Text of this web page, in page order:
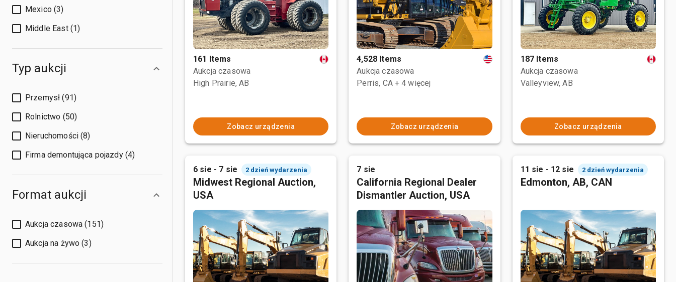
Mexico (3)
Middle East (1)
Typ aukcji
Przemysł (91)
Rolnictwo (50)
Nieruchomości (8)
Firma demontująca pojazdy (4)
Format aukcji
Aukcja czasowa (151)
Aukcja na żywo (3)
161 Items
Aukcja czasowa
High Prairie, AB
Zobacz urządzenia
4,528 Items
Aukcja czasowa
Perris, CA + 4 więcej
Zobacz urządzenia
187 Items
Aukcja czasowa
Valleyview, AB
Zobacz urządzenia
6 sie - 7 sie 2 dzień wydarzenia
Midwest Regional Auction,
USA
7 sie
California Regional Dealer
Dismantler Auction, USA
11 sie - 12 sie 2 dzień wydarzenia
Edmonton, AB, CAN